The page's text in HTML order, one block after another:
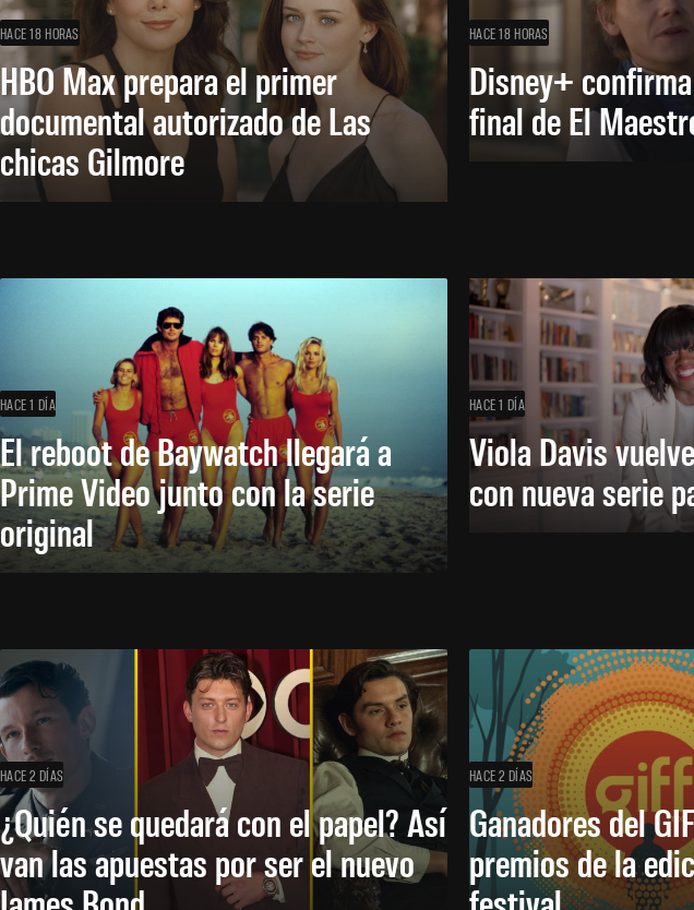
HACE 18 HORAS
HBO Max prepara el primer
documental autorizado de Las
chicas Gilmore
HACE 18 HORAS
Disney+
final de El
HACE 1 DÍA
El reboot de Baywatch llegará a
Prime Video junto con la serie
original
HACE 1 DÍA
Viola Davis
con nueva serie
HACE 2 DÍAS
¿Quién se quedará con el papel? Así
van las apuestas por ser el nuevo
HACE 2 DÍAS
Ganadores del
premios de la